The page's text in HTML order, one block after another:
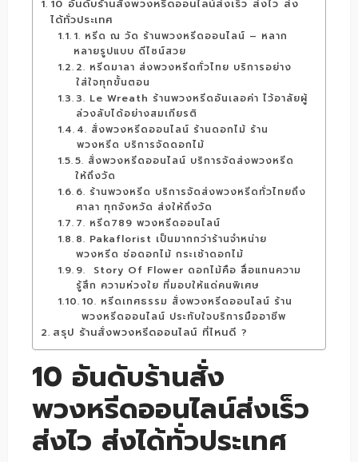
10 อันดับร้านสั่งพวงหรีดออนไลน์ส่งเร็ว ส่งไว ส่ง
ได้ทั่วประเทศ
1. หรีด ณ วัด ร้านพวงหรีดออนไลน์ – หลาก
หลายรูปแบบ ดีไซน์สวย
2. หรีดมาลา ส่งพวงหรีดทั่วไทย บริการอย่าง
ใส่ใจทุกขั้นตอน
3. Le Wreath ร้านพวงหรีดอันเลอค่า ไว้อาลัยผู้
ล่วงลับได้อย่างสมเกียรติ
4. สั่งพวงหรีดออนไลน์ ร้านดอกไม้ ร้าน
พวงหรีด บริการจัดดอกไม้
5. สั่งพวงหรีดออนไลน์ บริการจัดส่งพวงหรีด
ให้ถึงวัด
6. ร้านพวงหรีด บริการจัดส่งพวงหรีดทั่วไทยถึง
ศาลา ทุกจังหวัด ส่งให้ถึงวัด
7. หรีด789 พวงหรีดออนไลน์
8. Pakaflorist เป็นมากกว่าร้านจำหน่าย
พวงหรีด ช่อดอกไม้ กระเช้าดอกไม้
9. Story Of Flower ดอกไม้คือ สื่อแทนความ
รู้สึก ความห่วงใย ที่มอบให้แด่คนพิเศษ
10. หรีดเทศธรรม สั่งพวงหรีดออนไลน์ ร้าน
พวงหรีดออนไลน์ ประทับใจบริการมืออาชีพ
สรุป ร้านสั่งพวงหรีดออนไลน์ ที่ไหนดี ?
10 อันดับร้านสั่ง
พวงหรีดออนไลน์ส่งเร็ว
ส่งไว ส่งได้ทั่วประเทศ